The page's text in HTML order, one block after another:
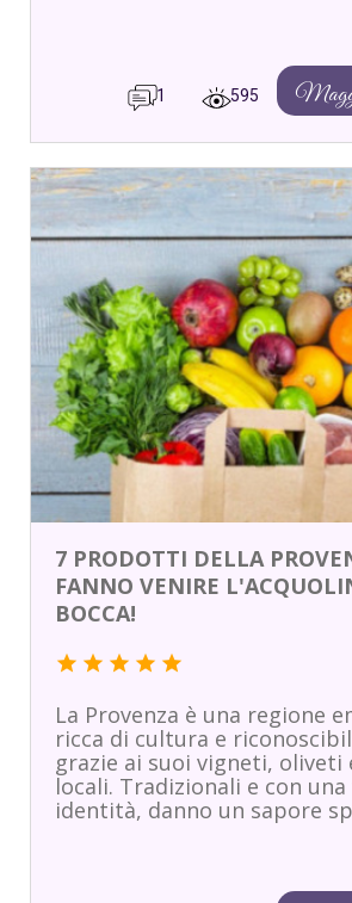
1 595
7 PRODOTTI DELLA
FANNO VENIRE
BOCCA!
star star star star star
La Provenza è una regione
ricca di cultura e
grazie ai suoi vigneti,
locali. Tradizionali e con
identità, danno un sapore